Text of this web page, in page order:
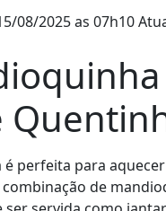
08/2025 as 07h10
perfeita para
de